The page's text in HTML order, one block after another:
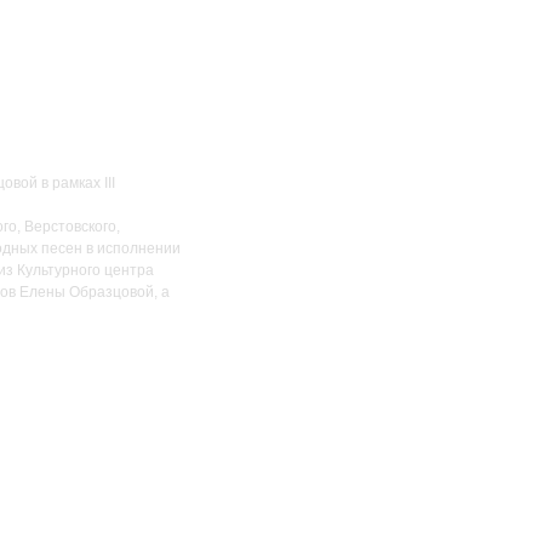
в рамках III
Верстовского,
песен в исполнении
Культурного центра
Елены Образцовой, а